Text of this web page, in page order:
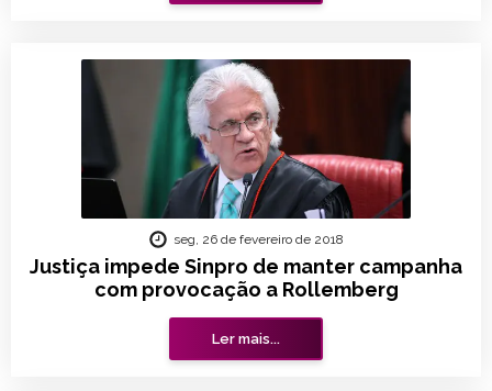
Justiça impede Sinpro de manter campanha
com provocação a Rollemberg
seg, 26 de fevereiro de 2018
Ler mais...